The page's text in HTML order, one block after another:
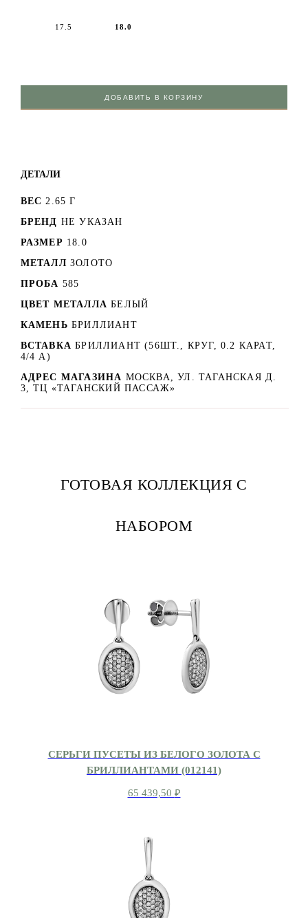
17.5 18.0
ДОБАВИТЬ В КОРЗИНУ
ДЕТАЛИ
ВЕС 2.65 Г
БРЕНД НЕ УКАЗАН
РАЗМЕР 18.0
МЕТАЛЛ ЗОЛОТО
ПРОБА 585
ЦВЕТ МЕТАЛЛА БЕЛЫЙ
КАМЕНЬ БРИЛЛИАНТ
ВСТАВКА БРИЛЛИАНТ (56ШТ., КРУГ, 0.2 КАРАТ,
4/4 А)
АДРЕС МАГАЗИНА МОСКВА, УЛ. ТАГАНСКАЯ Д.
3, ТЦ «ТАГАНСКИЙ ПАССАЖ»
ГОТОВАЯ КОЛЛЕКЦИЯ С
НАБОРОМ
СЕРЬГИ ПУСЕТЫ ИЗ БЕЛОГО ЗОЛОТА С
БРИЛЛИАНТАМИ (012141)
65 439,50 ₽